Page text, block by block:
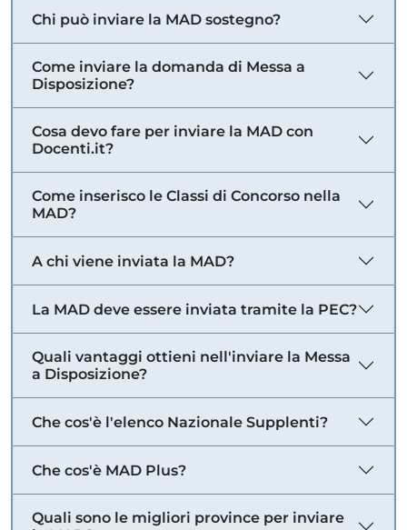
Chi può inviare la MAD sostegno?
Come inviare la domanda di Messa a
Disposizione?
Cosa devo fare per inviare la MAD con
Docenti.it?
Come inserisco le Classi di Concorso nella
MAD?
A chi viene inviata la MAD?
La MAD deve essere inviata tramite la PEC?
Quali vantaggi ottieni nell'inviare la Messa
a Disposizione?
Che cos'è l'elenco Nazionale Supplenti?
Che cos'è MAD Plus?
Quali sono le migliori province per inviare